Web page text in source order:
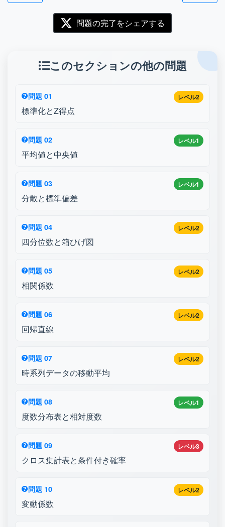
問題の完了をシェアする
このセクションの他の問題
レベル2
問題 01
標準化とZ得点
レベル1
問題 02
平均値と中央値
レベル1
問題 03
分散と標準偏差
レベル2
問題 04
四分位数と箱ひげ図
レベル2
問題 05
相関係数
レベル2
問題 06
回帰直線
レベル2
問題 07
時系列データの移動平均
レベル1
問題 08
度数分布表と相対度数
レベル3
問題 09
クロス集計表と条件付き確率
レベル2
問題 10
変動係数